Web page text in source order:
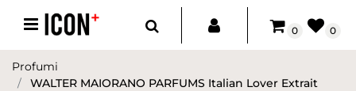
Open menu
0 0
Profumi
WALTER MAIORANO PARFUMS Italian Lover Extrait